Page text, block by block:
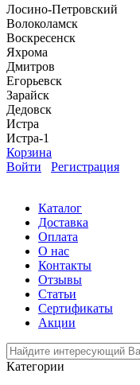
Лосино-Петровский
Волоколамск
Воскресенск
Яхрома
Дмитров
Егорьевск
Зарайск
Дедовск
Истра
Истра-1
Корзина
Войти
Регистрация
Каталог
Доставка
Оплата
О нас
Контакты
Отзывы
Статьи
Сертификаты
Акции
Категории